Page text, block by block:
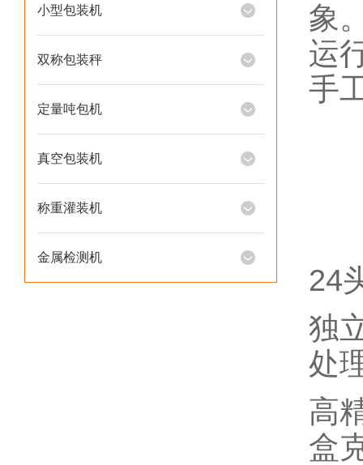
小型包装机
双称包装秤
定量吨包机
真空包装机
称重灌装机
金属检测机
象
运
手
24
独
处
高
盒